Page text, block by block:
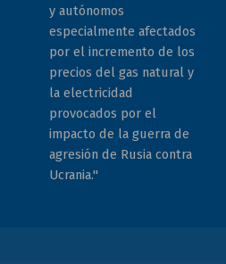
y autónomos
especialmente afectados
por el incremento de los
precios del gas natural y
la electricidad
provocados por el
impacto de la guerra de
agresión de Rusia contra
Ucrania."